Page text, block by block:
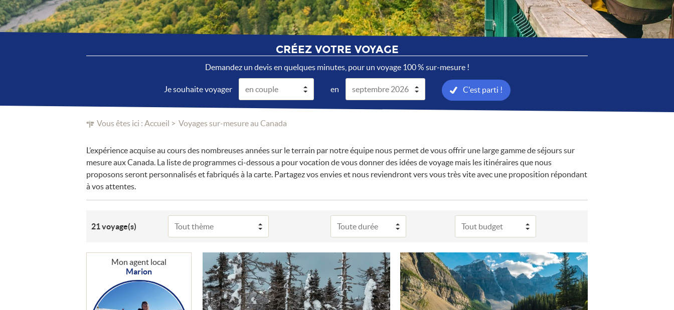
CRÉEZ VOTRE VOYAGE
Demandez un devis en quelques minutes, pour un voyage 100 % sur-mesure !
Je souhaite voyager en C'est parti !
Vous êtes ici : Accueil Voyages sur-mesure au Canada
L’expérience acquise au cours des nombreuses années sur le terrain par notre équipe nous permet de vous offrir une large gamme de séjours sur
mesure aux Canada. La liste de programmes ci-dessous a pour vocation de vous donner des idées de voyage mais les itinéraires que nous
proposons seront personnalisés et fabriqués à la carte. Partagez vos envies et nous reviendront vers vous très vite avec une proposition répondant
à vos attentes.
21voyage(s)
Mon agent local
Marion